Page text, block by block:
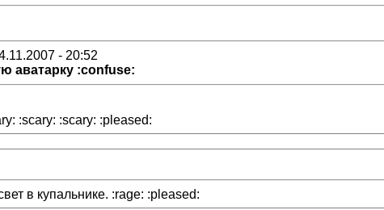
- 20:52
аватарку :confuse:
:scary: :scary: :pleased:
в купальнике. :rage: :pleased: